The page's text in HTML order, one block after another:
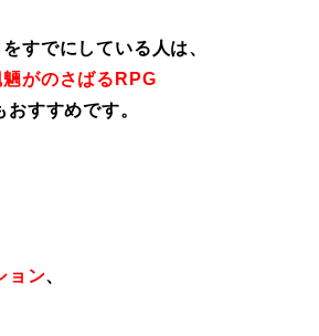
すでにしている人は、
がのさばるRPG
おすすめです。
ョン、